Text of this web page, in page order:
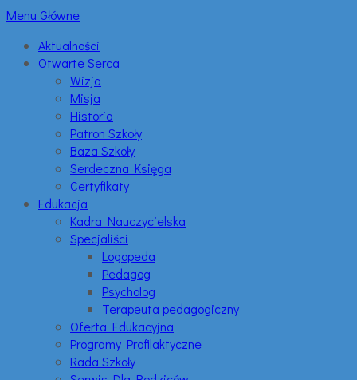
Menu Główne
Aktualności
Otwarte Serca
Wizja
Misja
Historia
Patron Szkoły
Baza Szkoły
Serdeczna Księga
Certyfikaty
Edukacja
Kadra Nauczycielska
Specjaliści
Logopeda
Pedagog
Psycholog
Terapeuta pedagogiczny
Oferta Edukacyjna
Programy Profilaktyczne
Rada Szkoły